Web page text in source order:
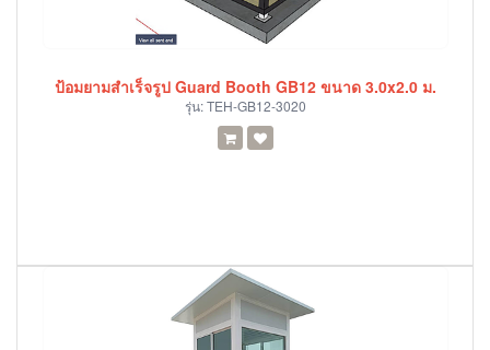
ป้อมยามสำเร็จรูป Guard Booth GB12 ขนาด 3.0x2.0 ม.
รุ่น:TEH-GB12-3020